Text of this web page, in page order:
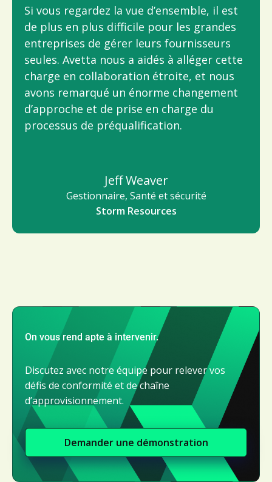
Si vous regardez la vue d’ensemble, il est
de plus en plus difficile pour les grandes
entreprises de gérer leurs fournisseurs
seules. Avetta nous a aidés à alléger cette
charge en collaboration étroite, et nous
avons remarqué un énorme changement
d’approche et de prise en charge du
processus de préqualification.
Jeff Weaver
Gestionnaire, Santé et sécurité
Storm Resources
On vous rend apte à intervenir.
Discutez avec notre équipe pour relever vos
défis de conformité et de chaîne
d’approvisionnement.
Demander une démonstration